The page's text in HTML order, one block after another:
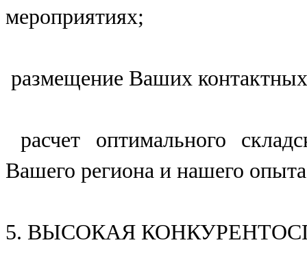
мероприятиях;
размещение Ваших
расчет оптимального
Вашего региона и нашего
5. ВЫСОКАЯ